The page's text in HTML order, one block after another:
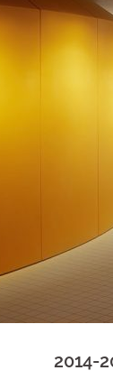
2014-